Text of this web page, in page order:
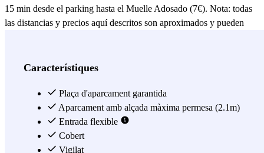
15 min desde el parking hasta el Muelle Adosado (7€). Nota: todas
las distancias y precios aquí descritos son aproximados y pueden
perpendiculares a La Rambla. A tan solo tres minutos andando
destino, este aparcamiento es perfecto para ti. Igualmente, es una
perfecta opción para conocer el centro histórico de Barcelona y
pasear por sus estrechas calles hasta el puerto. Encontrarás
numerosos lugares turísticos como el Museo de Cera, el Palau Guell
o el Aquarium de Barcelona. Este parking puede resultar interesante
Característiques
Plaça d'aparcament garantida
Aparcament amb alçada màxima permesa (2.1m)
Entrada flexible
Cobert
Vigilat